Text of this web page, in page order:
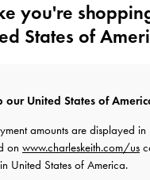
قد يعجبك آيضاً
you're
States of
our United States of
amounts are displayed in
on www.charleskeith.com/us
United States of America.